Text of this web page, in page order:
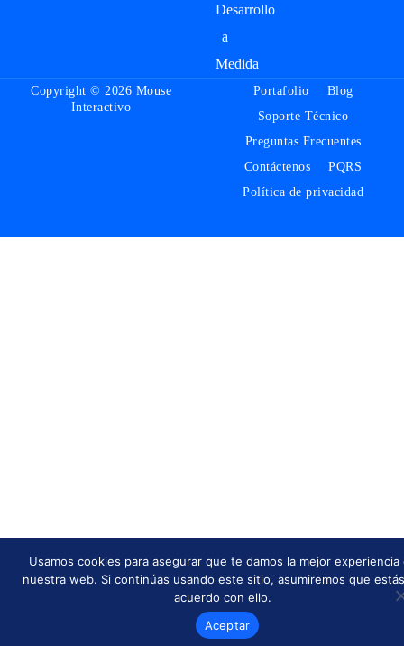
Desarrollo
a
Medida
Copyright © 2026 Mouse
Interactivo
Portafolio
Blog
Soporte Técnico
Preguntas Frecuentes
Contáctenos
PQRS
Política de privacidad
Usamos cookies para asegurar que te damos la mejor experiencia
nuestra web. Si continúas usando este sitio, asumiremos que
acuerdo con ello.
Aceptar